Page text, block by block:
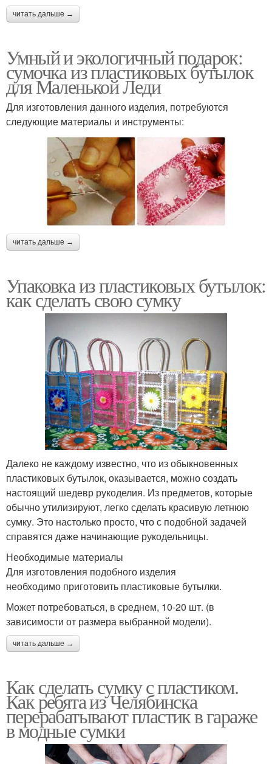
читать дальше →
Умный и экологичный подарок:
сумочка из пластиковых бутылок
для Маленькой Леди
Для изготовления данного изделия, потребуются
следующие материалы и инструменты:
читать дальше →
Упаковка из пластиковых бутылок:
как сделать свою сумку
Далеко не каждому известно, что из обыкновенных
пластиковых бутылок, оказывается, можно создать
настоящий шедевр рукоделия. Из предметов, которые
обычно утилизируют, легко сделать красивую летнюю
сумку. Это настолько просто, что с подобной задачей
справятся даже начинающие рукодельницы.
Необходимые материалы
Для изготовления подобного изделия
необходимо приготовить пластиковые бутылки.
Может потребоваться, в среднем, 10-20 шт. (в
зависимости от размера выбранной модели).
читать дальше →
Как сделать сумку с пластиком.
Как ребята из Челябинска
перерабатывают пластик в гараже
в модные сумки